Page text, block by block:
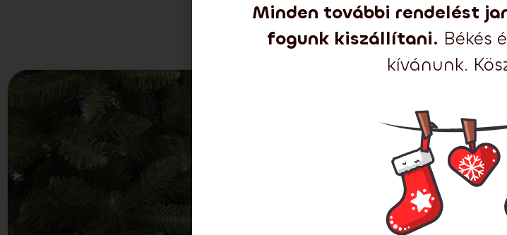
További
Minden további rendelést
fogunk kiszállítani. Békés
kívánunk.